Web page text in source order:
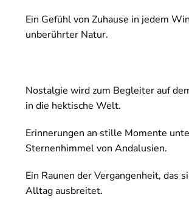
Ein Gefühl von Zuhause in jedem
unberührter Natur.
Nostalgie wird zum Begleiter auf
in die hektische Welt.
Erinnerungen an stille Momente
Sternenhimmel von Andalusien.
Ein Raunen der Vergangenheit, das
Alltag ausbreitet.